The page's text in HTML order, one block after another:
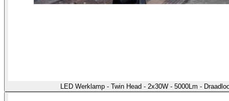
LED Werklamp - Twin Head - 2x30W - 5000Lm -